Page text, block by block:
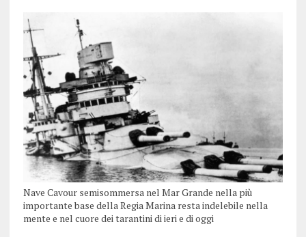
Nave Cavour semisommersa nel Mar Grande nella più
importante base della Regia Marina resta indelebile nella
mente e nel cuore dei tarantini di ieri e di oggi